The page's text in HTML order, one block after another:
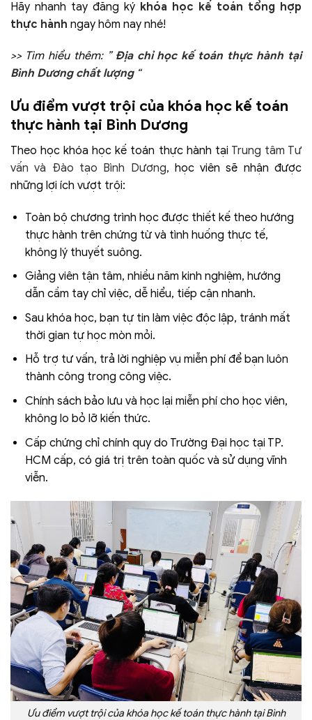
Hãy nhanh tay đăng ký khóa học kế toán tổng hợp
thực hành ngay hôm nay nhé!
>> Tìm hiểu thêm: ” Địa chỉ học kế toán thực hành tại
Bình Dương chất lượng“
Ưu điểm vượt trội của khóa học kế toán
thực hành tại Bình Dương
Theo học khóa học kế toán thực hành tại Trung tâm Tư
vấn và Đào tạo Bình Dương, học viên sẽ nhận được
những lợi ích vượt trội:
Toàn bộ chương trình học được thiết kế theo hướng
thực hành trên chứng từ và tình huống thực tế,
không lý thuyết suông.
Giảng viên tận tâm, nhiều năm kinh nghiệm, hướng
dẫn cầm tay chỉ việc, dễ hiểu, tiếp cận nhanh.
Sau khóa học, bạn tự tin làm việc độc lập, tránh mất
thời gian tự học mòn mỏi.
Hỗ trợ tư vấn, trả lời nghiệp vụ miễn phí để bạn luôn
thành công trong công việc.
Chính sách bảo lưu và học lại miễn phí cho học viên,
không lo bỏ lỡ kiến thức.
Cấp chứng chỉ chính quy do Trường Đại học tại TP.
HCM cấp, có giá trị trên toàn quốc và sử dụng vĩnh
viễn.
Ưu điểm vượt trội của khóa học kế toán thực hành tại Bình